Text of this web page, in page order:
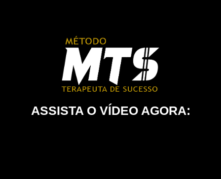
ASSISTA O VÍDEO AGORA: